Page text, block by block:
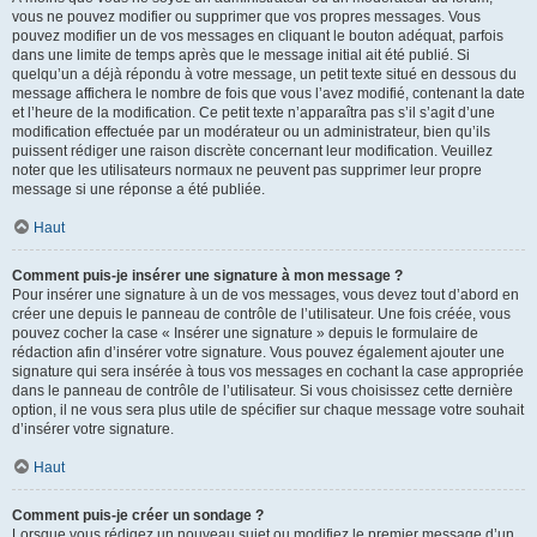
vous ne pouvez modifier ou supprimer que vos propres messages. Vous
pouvez modifier un de vos messages en cliquant le bouton adéquat, parfois
dans une limite de temps après que le message initial ait été publié. Si
quelqu’un a déjà répondu à votre message, un petit texte situé en dessous du
message affichera le nombre de fois que vous l’avez modifié, contenant la date
et l’heure de la modification. Ce petit texte n’apparaîtra pas s’il s’agit d’une
modification effectuée par un modérateur ou un administrateur, bien qu’ils
puissent rédiger une raison discrète concernant leur modification. Veuillez
noter que les utilisateurs normaux ne peuvent pas supprimer leur propre
message si une réponse a été publiée.
Haut
Comment puis-je insérer une signature à mon message ?
Pour insérer une signature à un de vos messages, vous devez tout d’abord en
créer une depuis le panneau de contrôle de l’utilisateur. Une fois créée, vous
pouvez cocher la case « Insérer une signature » depuis le formulaire de
rédaction afin d’insérer votre signature. Vous pouvez également ajouter une
signature qui sera insérée à tous vos messages en cochant la case appropriée
dans le panneau de contrôle de l’utilisateur. Si vous choisissez cette dernière
option, il ne vous sera plus utile de spécifier sur chaque message votre souhait
d’insérer votre signature.
Haut
Comment puis-je créer un sondage ?